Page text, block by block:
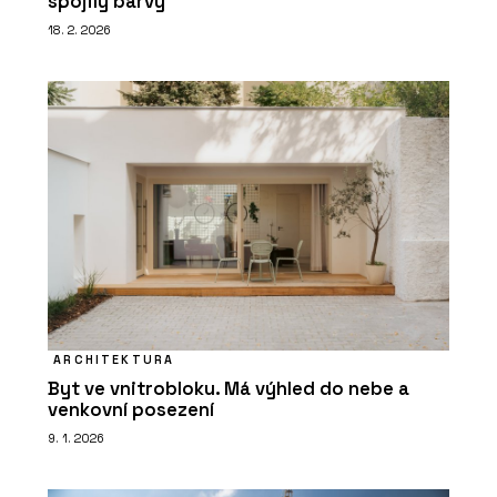
18. 2. 2026
ARCHITEKTURA
Byt ve vnitrobloku. Má výhled do nebe a
venkovní posezení
9. 1. 2026